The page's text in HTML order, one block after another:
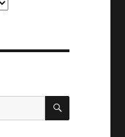
BUSCAR